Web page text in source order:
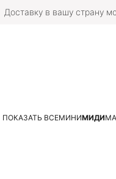
Доставку в вашу страну
ПОКАЗАТЬ ВСЕМИНИМИДИ